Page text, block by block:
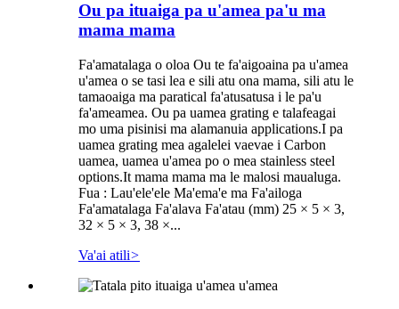
Ou pa ituaiga pa u'amea pa'u ma
mama mama
Fa'amatalaga o oloa Ou te fa'aigoaina pa u'amea
u'amea o se tasi lea e sili atu ona mama, sili atu le
tamaoaiga ma paratical fa'atusatusa i le pa'u
fa'ameamea. Ou pa uamea grating e talafeagai
mo uma pisinisi ma alamanuia applications.I pa
uamea grating mea agalelei vaevae i Carbon
uamea, uamea u'amea po o mea stainless steel
options.It mama mama ma le malosi maualuga.
Fua : Lau'ele'ele Ma'ema'e ma Fa'ailoga
Fa'amatalaga Fa'alava Fa'atau (mm) 25 × 5 × 3,
32 × 5 × 3, 38 ×...
Va'ai atili>